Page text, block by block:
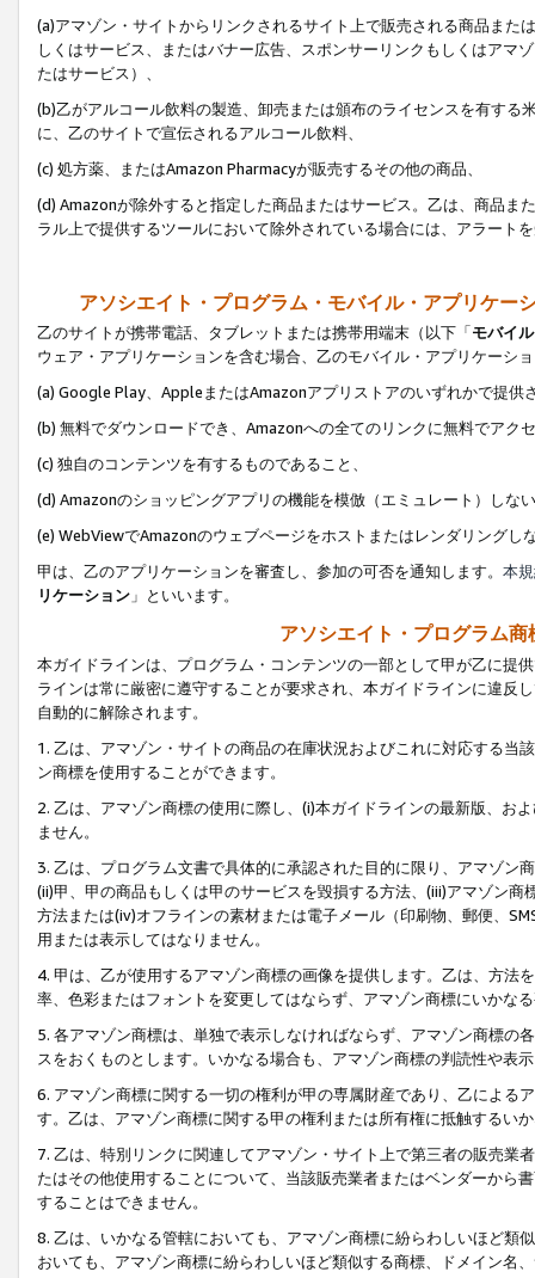
(a)アマゾン・サイトからリンクされるサイト上で販売される商品ま
しくはサービス、またはバナー広告、スポンサーリンクもしくはアマ
たはサービス）、
(b)乙がアルコール飲料の製造、卸売または頒布のライセンスを有す
に、乙のサイトで宣伝されるアルコール飲料、
(c) 処方薬、またはAmazon Pharmacyが販売するその他の商品、
(d) Amazonが除外すると指定した商品またはサービス。乙は、商品ま
ラル上で提供するツールにおいて除外されている場合には、アラート
アソシエイト・プログラム・モバイル・アプリケー
乙のサイトが携帯電話、タブレットまたは携帯用端末（以下「モバイ
ウェア・アプリケーションを含む場合、乙のモバイル・アプリケーシ
(a) Google Play、AppleまたはAmazonアプリストアのいずれかで提供
(b) 無料でダウンロードでき、Amazonへの全てのリンクに無料でアク
(c) 独自のコンテンツを有するものであること、
(d) Amazonのショッピングアプリの機能を模倣（エミュレート）しな
(e) WebViewでAmazonのウェブページをホストまたはレンダリングし
甲は、乙のアプリケーションを審査し、参加の可否を通知します。 本
リケーション 」といいます。
アソシエイト・プログラム
本ガイドラインは、プログラム・コンテンツの一部として甲が乙に提
ラインは常に厳密に遵守することが要求され、本ガイドラインに違反
自動的に解除されます。
1. 乙は、アマゾン・サイトの商品の在庫状況およびこれに対応する
ン商標を使用することができます。
2. 乙は、アマゾン商標の使用に際し、(i)本ガイドラインの最新版、お
ません。
3. 乙は、プログラム文書で具体的に承認された目的に限り、アマゾン
(ii)甲、甲の商品もしくは甲のサービスを毀損する方法、(iii)アマゾン
方法または(iv)オフラインの素材または電子メール（印刷物、郵便、
用または表示してはなりません。
4. 甲は、乙が使用するアマゾン商標の画像を提供します。乙は、方
率、色彩またはフォントを変更してはならず、アマゾン商標にいかな
5. 各アマゾン商標は、単独で表示しなければならず、アマゾン商標
スをおくものとします。いかなる場合も、アマゾン商標の判読性や表
6. アマゾン商標に関する一切の権利が甲の専属財産であり、乙による
す。乙は、アマゾン商標に関する甲の権利または所有権に抵触するい
7. 乙は、特別リンクに関連してアマゾン・サイト上で第三者の販売
たはその他使用することについて、当該販売業者またはベンダーから
することはできません。
8. 乙は、いかなる管轄においても、アマゾン商標に紛らわしいほど類
おいても、アマゾン商標に紛らわしいほど類似する商標、ドメイン名